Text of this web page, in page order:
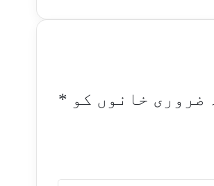
ضروری خانوں کو *